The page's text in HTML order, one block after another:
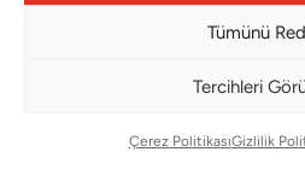
Tümünü
Tercihleri
Çerez PolitikasıGizlilik